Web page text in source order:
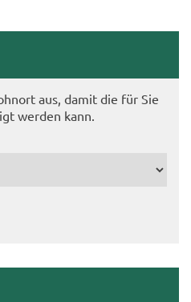
aus, damit die für Sie
wer­den kann.